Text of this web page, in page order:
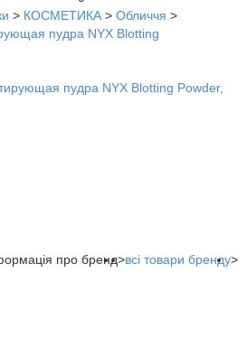
> КОСМЕТИКА > Обличчя >
пудра NYX Blotting
про бренд>всі товари бренду>